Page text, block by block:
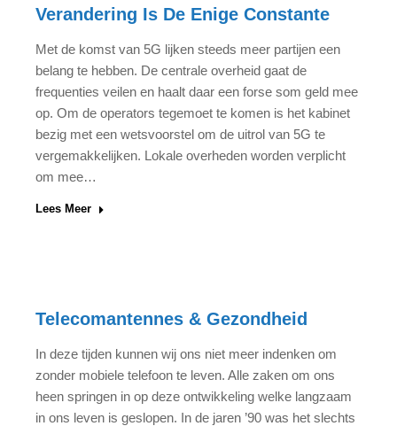
Verandering Is De Enige Constante
Met de komst van 5G lijken steeds meer partijen een
belang te hebben. De centrale overheid gaat de
frequenties veilen en haalt daar een forse som geld mee
op. Om de operators tegemoet te komen is het kabinet
bezig met een wetsvoorstel om de uitrol van 5G te
vergemakkelijken. Lokale overheden worden verplicht
om mee…
Lees Meer
Telecomantennes & Gezondheid
In deze tijden kunnen wij ons niet meer indenken om
zonder mobiele telefoon te leven. Alle zaken om ons
heen springen in op deze ontwikkeling welke langzaam
in ons leven is geslopen. In de jaren ’90 was het slechts